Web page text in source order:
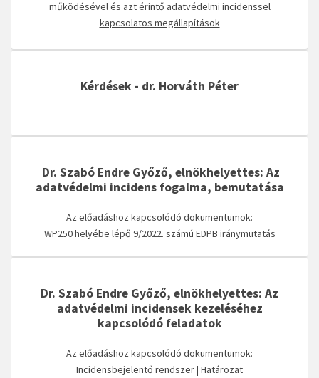
működésével és azt érintő adatvédelmi incidenssel
kapcsolatos megállapítások
Kérdések - dr. Horváth Péter
Dr. Szabó Endre Győző, elnökhelyettes: Az
adatvédelmi incidens fogalma, bemutatása
Az előadáshoz kapcsolódó dokumentumok:
WP250 helyébe lépő 9/2022. számú EDPB iránymutatás
Dr. Szabó Endre Győző, elnökhelyettes: Az
adatvédelmi incidensek kezeléséhez
kapcsolódó feladatok
Az előadáshoz kapcsolódó dokumentumok:
Incidensbejelentő rendszer| Határozat